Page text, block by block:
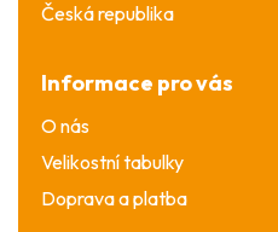
Česká republika
Informace pro vás
O nás
Velikostní tabulky
Doprava a platba